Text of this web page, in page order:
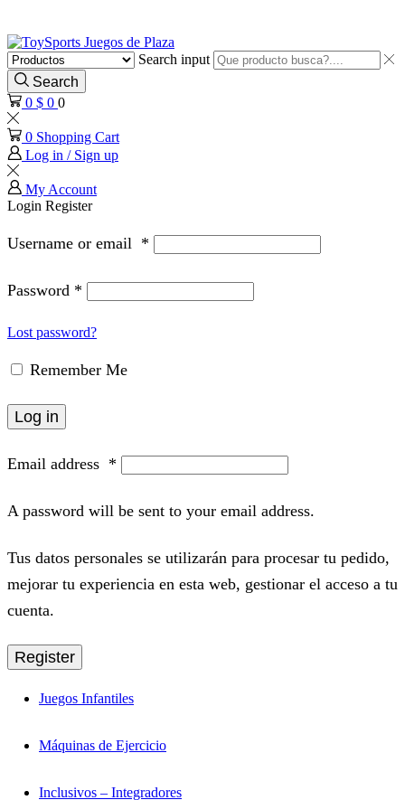
Search input
Search
0 $ 0 0
0 Shopping Cart
Log in / Sign up
My Account
Login Register
Username or email *
Password *
Lost password?
Remember Me
Log in
Email address *
A password will be sent to your email address.
Tus datos personales se utilizarán para procesar tu pedido,
mejorar tu experiencia en esta web, gestionar el acceso a tu
cuenta.
Register
Juegos Infantiles
Máquinas de Ejercicio
Inclusivos – Integradores